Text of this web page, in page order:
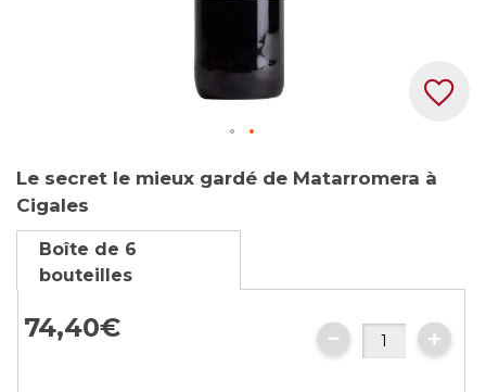
to
the
beginning
the
images
gallery
Le secret le mieux gardé de Matarromera à
Cigales
Boîte de 6
bouteilles
74,40€